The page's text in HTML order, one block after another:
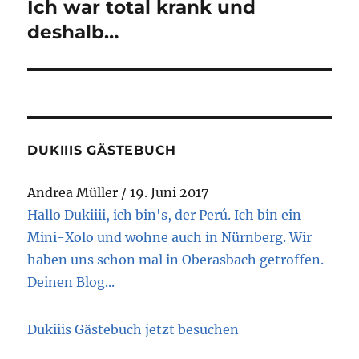
Nächster
Beitrag:
Ich war total krank und
deshalb…
DUKIIIS GÄSTEBUCH
Andrea Müller /19. Juni 2017
Hallo Dukiiii, ich bin's, der Perú. Ich bin ein
Mini-Xolo und wohne auch in Nürnberg. Wir
haben uns schon mal in Oberasbach getroffen.
Deinen Blog...
Dukiiis Gästebuch jetzt besuchen